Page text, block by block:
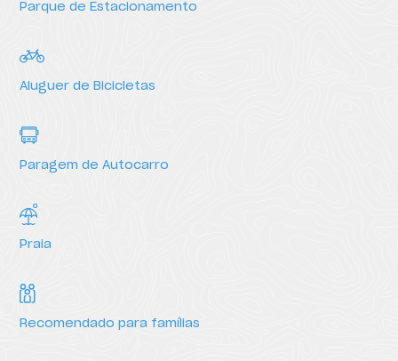
Parque de Estacionamento
Aluguer de Bicicletas
Paragem de Autocarro
Praia
Recomendado para famílias